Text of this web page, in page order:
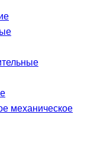
механическое